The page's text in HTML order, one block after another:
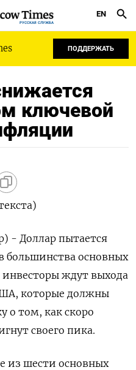
РУССКАЯ СЛУЖБА
EN
ПОДДЕРЖАТЬ
ключевой
- Доллар пытается
большинства основных
ждут выхода
которые должны
о том, как скоро
своего пика.
из шести основных